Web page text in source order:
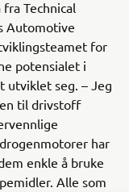
Technical
Automotive
for
potensialet i
utviklet seg. – Jeg
til drivstoff
har
enkle å bruke
Alle som